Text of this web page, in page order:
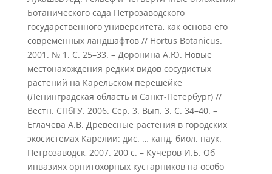
Ботанического сада Петрозаводского
государственного университета, как основа его
современных ландшафтов // Hortus Botanicus.
2001. № 1. С. 25–33. – Доронина А.Ю. Новые
местонахождения редких видов сосудистых
растений на Карельском перешейке
(Ленинградская область и Санкт-Петербург) //
Вестн. СПбГУ. 2006. Сер. 3. Вып. 3. С. 34–40. –
Еглачева А.В. Древесные растения в городских
экосистемах Карелии: дис. … канд. биол. наук.
Петрозаводск, 2007. 200 с. – Кучеров И.Б. Об
инвазиях орнитохорных кустарников на особо